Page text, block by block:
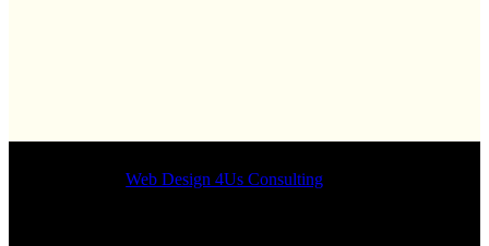
Designed byWeb Design 4Us Consulting